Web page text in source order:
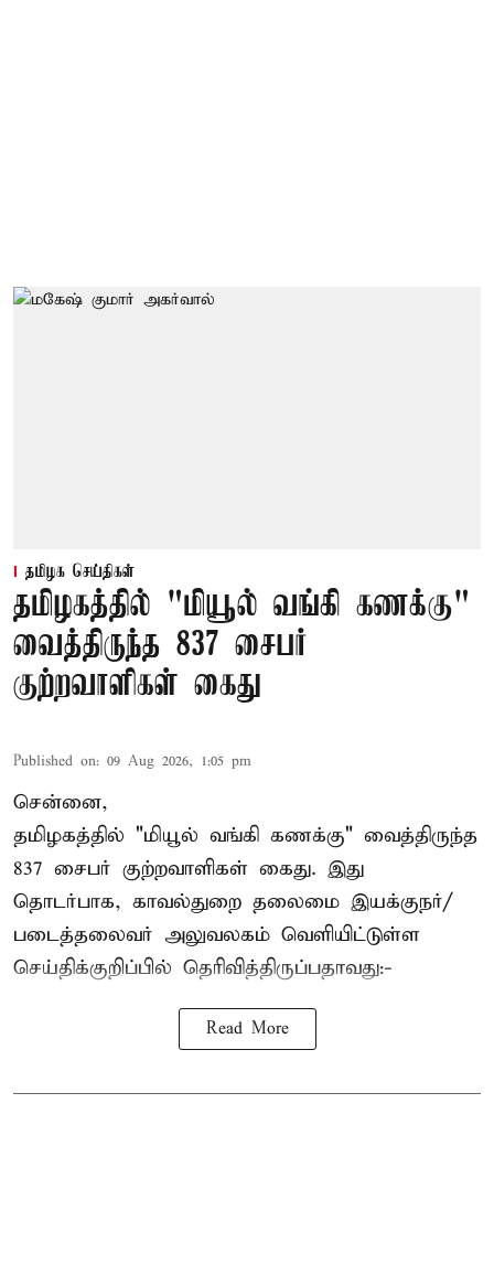
தமிழக செய்திகள்
தமிழகத்தில் "மியூல் வங்கி கணக்கு"
வைத்திருந்த 837 சைபர்
குற்றவாளிகள் கைது
Published on: 09 Aug 2026, 1:05 pm
சென்னை,
தமிழகத்தில் "மியூல் வங்கி கணக்கு" வைத்திருந்த
837 சைபர் குற்றவாளிகள் கைது. இது
தொடர்பாக, காவல்துறை தலைமை இயக்குநர்/
படைத்தலைவர் அலுவலகம் வெளியிட்டுள்ள
செய்திக்குறிப்பில் தெரிவித்திருப்பதாவது:-
Read More